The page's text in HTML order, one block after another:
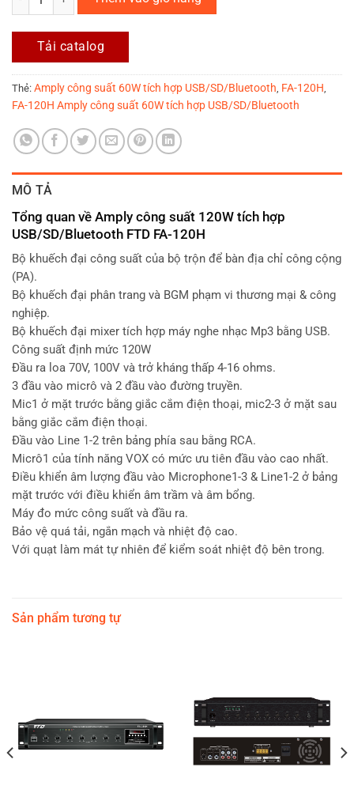
Tải catalog
Thẻ: Amply công suất 60W tích hợp USB/SD/Bluetooth, FA-120H,
FA-120H Amply công suất 60W tích hợp USB/SD/Bluetooth
MÔ TẢ
Tổng quan về Amply công suất 120W tích hợp
USB/SD/Bluetooth FTD FA-120H
Bộ khuếch đại công suất của bộ trộn để bàn địa chỉ công cộng
(PA).
Bộ khuếch đại phân trang và BGM phạm vi thương mại & công
nghiệp.
Bộ khuếch đại mixer tích hợp máy nghe nhạc Mp3 bằng USB.
Công suất định mức 120W
Đầu ra loa 70V, 100V và trở kháng thấp 4-16 ohms.
3 đầu vào micrô và 2 đầu vào đường truyền.
Mic1 ở mặt trước bằng giắc cắm điện thoại, mic2-3 ở mặt sau
bằng giắc cắm điện thoại.
Đầu vào Line 1-2 trên bảng phía sau bằng RCA.
Micrô1 của tính năng VOX có mức ưu tiên đầu vào cao nhất.
Điều khiển âm lượng đầu vào Microphone1-3 & Line1-2 ở bảng
mặt trước với điều khiển âm trầm và âm bổng.
Máy đo mức công suất và đầu ra.
Bảo vệ quá tải, ngắn mạch và nhiệt độ cao.
Với quạt làm mát tự nhiên để kiểm soát nhiệt độ bên trong.
Sản phẩm tương tự